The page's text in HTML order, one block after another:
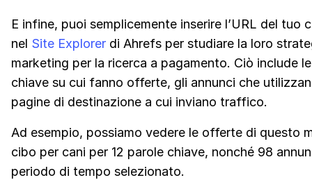
E infine, puoi semplicemente inserire l’URL del tuo
nel Site Explorer di Ahrefs per studiare la loro
marketing per la ricerca a pagamento. Ciò include
chiave su cui fanno offerte, gli annunci che
pagine di destinazione a cui inviano traffico.
Ad esempio, possiamo vedere le offerte di questo
cibo per cani per 12 parole chiave, nonché 98
periodo di tempo selezionato.